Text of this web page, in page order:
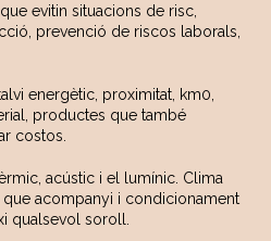
evitin situacions de risc,
prevenció de riscos laborals,
energètic, proximitat, km0,
productes que també
costos.
acústic i el lumínic. Clima
que acompanyi i condicionament
qualsevol soroll.